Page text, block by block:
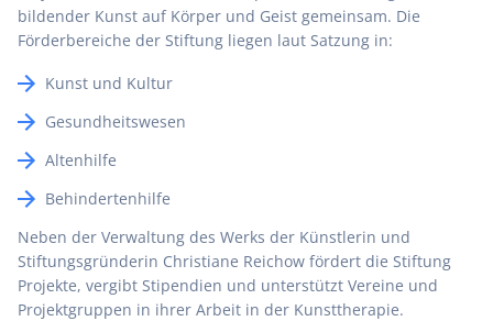
bildender Kunst auf Körper und Geist gemeinsam. Die
Förderbereiche der Stiftung liegen laut Satzung in:
Kunst und Kultur
Gesundheitswesen
Altenhilfe
Behindertenhilfe
Neben der Verwaltung des Werks der Künstlerin und
Stiftungsgründerin Christiane Reichow fördert die Stiftung
Projekte, vergibt Stipendien und unterstützt Vereine und
Projektgruppen in ihrer Arbeit in der Kunsttherapie.